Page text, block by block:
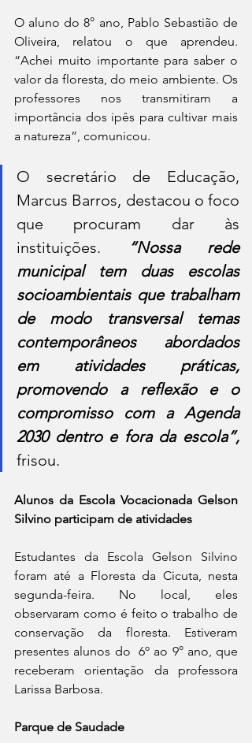
O aluno do 8° ano, Pablo Sebastião de
Oliveira, relatou o que aprendeu.
“Achei muito importante para saber o
valor da floresta, do meio ambiente. Os
professores nos transmitiram a
importância dos ipês para cultivar mais
a natureza”, comunicou.
O secretário de Educação,
Marcus Barros, destacou o foco
que procuram dar às
instituições.
“Nossa rede
municipal tem duas escolas
socioambientais que trabalham
de modo transversal temas
contemporâneos abordados
em atividades práticas,
promovendo a reflexão e o
compromisso com a Agenda
2030 dentro e fora da escola”,
frisou.
Alunos da Escola Vocacionada Gelson
Silvino participam de atividades
Estudantes da Escola Gelson Silvino
foram até a Floresta da Cicuta, nesta
segunda-feira. No local, eles
observaram como é feito o trabalho de
conservação da floresta. Estiveram
presentes alunos do  6º ao 9° ano, que
receberam orientação da professora
Larissa Barbosa.
Parque de Saudade